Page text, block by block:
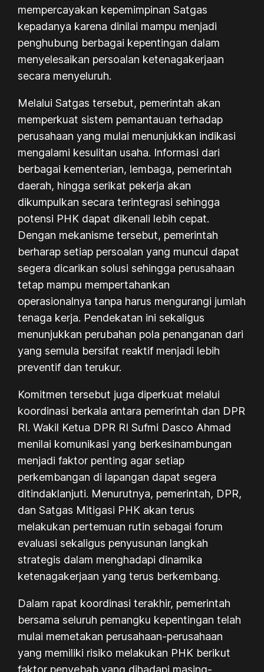
mempercayakan kepemimpinan Satgas
kepadanya karena dinilai mampu menjadi
penghubung berbagai kepentingan dalam
menyelesaikan persoalan ketenagakerjaan
secara menyeluruh.
Melalui Satgas tersebut, pemerintah akan
memperkuat sistem pemantauan terhadap
perusahaan yang mulai menunjukkan indikasi
mengalami kesulitan usaha. Informasi dari
berbagai kementerian, lembaga, pemerintah
daerah, hingga serikat pekerja akan
dikumpulkan secara terintegrasi sehingga
potensi PHK dapat dikenali lebih cepat.
Dengan mekanisme tersebut, pemerintah
berharap setiap persoalan yang muncul dapat
segera dicarikan solusi sehingga perusahaan
tetap mampu mempertahankan
operasionalnya tanpa harus mengurangi jumlah
tenaga kerja. Pendekatan ini sekaligus
menunjukkan perubahan pola penanganan dari
yang semula bersifat reaktif menjadi lebih
preventif dan terukur.
Komitmen tersebut juga diperkuat melalui
koordinasi berkala antara pemerintah dan DPR
RI. Wakil Ketua DPR RI Sufmi Dasco Ahmad
menilai komunikasi yang berkesinambungan
menjadi faktor penting agar setiap
perkembangan di lapangan dapat segera
ditindaklanjuti. Menurutnya, pemerintah, DPR,
dan Satgas Mitigasi PHK akan terus
melakukan pertemuan rutin sebagai forum
evaluasi sekaligus penyusunan langkah
strategis dalam menghadapi dinamika
ketenagakerjaan yang terus berkembang.
Dalam rapat koordinasi terakhir, pemerintah
bersama seluruh pemangku kepentingan telah
mulai memetakan perusahaan-perusahaan
yang memiliki risiko melakukan PHK berikut
faktor penyebab yang dihadapi masing-